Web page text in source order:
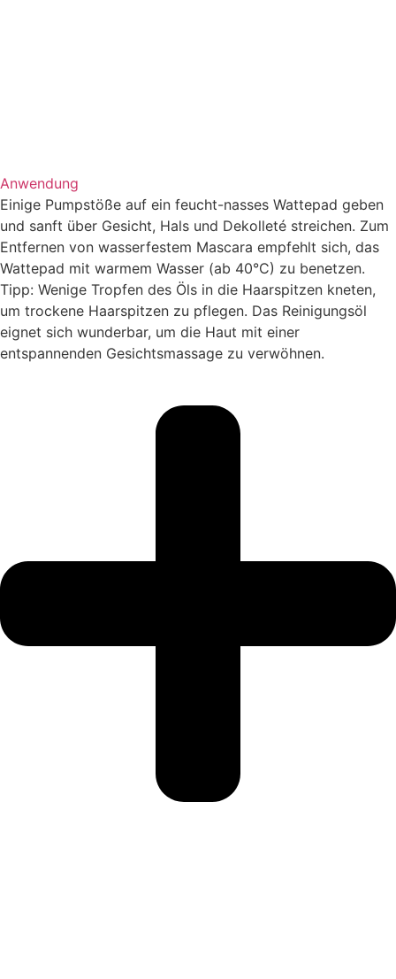
Anwendung
Einige Pumpstöße auf ein feucht-nasses Wattepad geben
und sanft über Gesicht, Hals und Dekolleté streichen. Zum
Entfernen von wasserfestem Mascara empfehlt sich, das
Wattepad mit warmem Wasser (ab 40°C) zu benetzen.
Tipp: Wenige Tropfen des Öls in die Haarspitzen kneten,
um trockene Haarspitzen zu pflegen. Das Reinigungsöl
eignet sich wunderbar, um die Haut mit einer
entspannenden Gesichtsmassage zu verwöhnen.